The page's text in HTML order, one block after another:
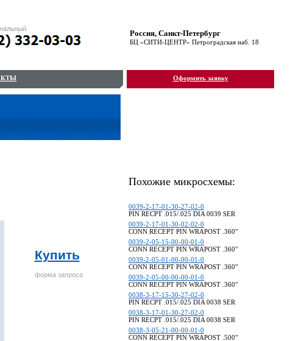
Россия, Санкт-Петербург
БЦ «СИТИ-ЦЕНТР» Пeтpoгpaдcкaя нaб. 18
Оформить заявку
Купить
форма запроса
Похожие микросхемы:
0039-2-17-01-30-27-02-0
PIN RECPT .015/.025 DIA 0039 SER
0039-2-17-01-30-02-02-0
CONN RECEPT PIN WRAPOST .360"
0039-2-05-15-00-00-01-0
CONN RECEPT PIN WRAPOST .360"
0039-2-05-01-00-00-01-0
CONN RECEPT PIN WRAPOST .360"
0039-2-05-00-00-00-01-0
CONN RECEPT PIN WRAPOST .360"
0038-3-17-15-30-27-02-0
PIN RECPT .015/.025 DIA 0038 SER
0038-3-17-01-30-27-02-0
PIN RECPT .015/.025 DIA 0038 SER
0038-3-05-21-00-00-01-0
CONN RECEPT PIN WRAPOST .500"